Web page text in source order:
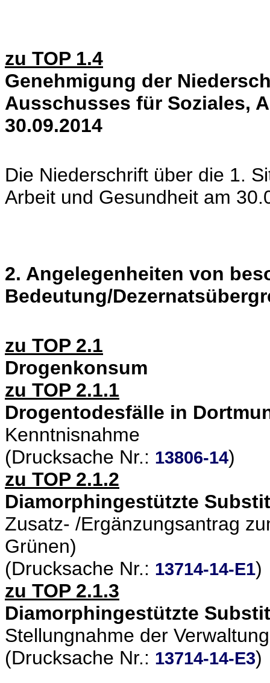
zu TOP 1.4
Genehmigung der
Ausschusses für Soziales,
30.09.2014
Die Niederschrift über die 1.
Arbeit und Gesundheit am
2. Angelegenheiten von
Bedeutung/
zu TOP 2.1
Drogenkonsum
zu TOP 2.1.1
Drogentodesfälle in
Kenntnisnahme
(Drucksache Nr.: 13806-14)
zu TOP 2.1.2
Diamorphingestützte
Zusatz- /Ergänzungsantrag
Grünen)
(Drucksache Nr.: 13714-14-E1)
zu TOP 2.1.3
Diamorphingestützte
Stellungnahme der Verwaltung
(Drucksache Nr.: 13714-14-E3)